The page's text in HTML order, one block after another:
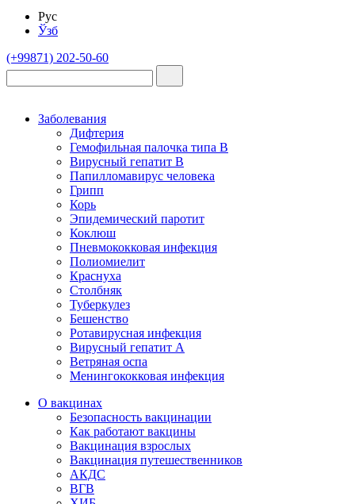
Рус
Ўзб
(+99871) 202-50-60
Заболевания
Дифтерия
Гемофильная палочка типа B
Вирусный гепатит В
Папилломавирус человека
Грипп
Корь
Эпидемический паротит
Коклюш
Пневмококковая инфекция
Полиомиелит
Краснуха
Столбняк
Туберкулез
Бешенство
Ротавирусная инфекция
Вирусный гепатит А
Ветряная оспа
Менингококковая инфекция
О вакцинах
Безопасность вакцинации
Как работают вакцины
Вакцинация взрослых
Вакцинация путешественников
АКДС
ВГВ